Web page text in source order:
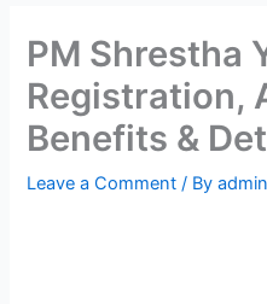
PM Shrestha
Registration,
Benefits &
Leave a Comment / By